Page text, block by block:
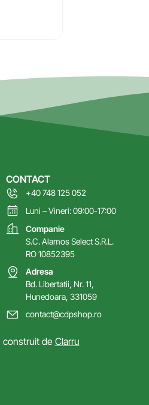
CONTACT
+40 748 125 052
Luni – Vineri: 09:00-17:00
Companie
S.C. Alamos Select S.R.L.
RO 10852395
Adresa
Bd. Libertatii, Nr. 11,
Hunedoara, 331059
contact@cdpshop.ro
construit de Clarru